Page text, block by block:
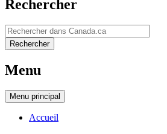
Rechercher
Rechercher
Rechercher
Menu
Menu principal
Accueil